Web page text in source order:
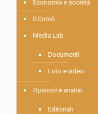
Economia e società
Il Comò
Media Lab
Documenti
Foto e video
Opinioni e analisi
Editoriali